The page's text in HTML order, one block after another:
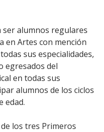
ser alumnos regulares
en Artes con mención
sus especialidades,
egresados del
en todas sus
alumnos de los ciclos
edad.
los tres Primeros